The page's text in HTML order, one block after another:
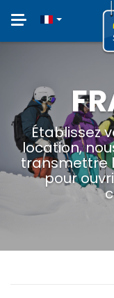
Toggle
Établissez
location,
transmettre
pour